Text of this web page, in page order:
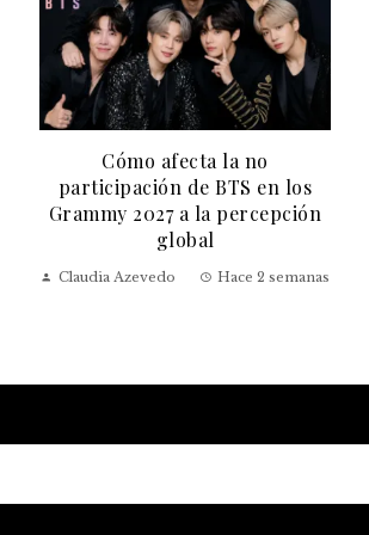
Avengers: Doomsday presenta
a Doctor Doom como el
enemigo definitivo
Sergio Giraldo Hace 2 semanas